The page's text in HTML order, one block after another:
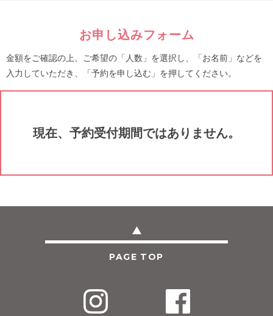
お申し込みフォーム
金額をご確認の上、ご希望の「人数」を選択し、「お名前」などを
入力していただき、「予約を申し込む」を押してください。
現在、予約受付期間ではありません。
PAGE TOP